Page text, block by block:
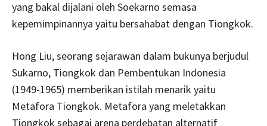
yang bakal dijalani oleh Soekarno semasa
kepemimpinannya yaitu bersahabat dengan Tiongkok.
Hong Liu, seorang sejarawan dalam bukunya berjudul
Sukarno, Tiongkok dan Pembentukan Indonesia
(1949-1965) memberikan istilah menarik yaitu
Metafora Tiongkok. Metafora yang meletakkan
Tiongkok sebagai arena perdebatan alternatif